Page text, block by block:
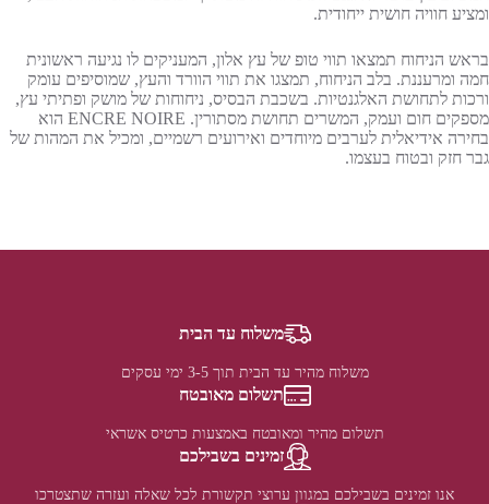
ומציע חוויה חושית ייחודית.
בראש הניחוח תמצאו תווי טופ של עץ אלון, המעניקים לו נגיעה ראשונית
חמה ומרעננת. בלב הניחוח, תמצגו את תווי הוורד והעץ, שמוסיפים עומק
ורכות לתחושת האלגנטיות. בשכבת הבסיס, ניחוחות של מושק ופתיתי עץ,
מספקים חום ועמק, המשרים תחושת מסתורין. ENCRE NOIRE הוא
בחירה אידיאלית לערבים מיוחדים ואירועים רשמיים, ומכיל את המהות של
גבר חזק ובטוח בעצמו.
משלוח עד הבית
משלוח מהיר עד הבית תוך 3-5 ימי עסקים
תשלום מאובטח
תשלום מהיר ומאובטח באמצעות כרטיס אשראי
זמינים בשבילכם
אנו זמינים בשבילכם במגוון ערוצי תקשורת לכל שאלה ועזרה שתצטרכו